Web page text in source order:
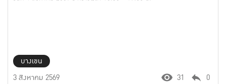
บางเขน
3 สิงหาคม 2569
31 0